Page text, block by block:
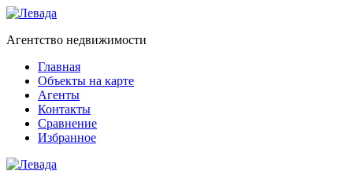
Агентство недвижимости
Главная
Объекты на карте
Агенты
Контакты
Сравнение
Избранное